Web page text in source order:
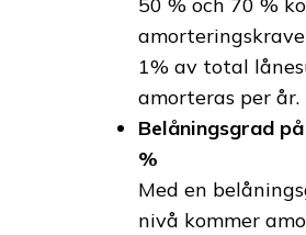
50 % och 70 %
1% av total
amorteras per år.
Belåningsgrad
%
Med en
nivå kommer